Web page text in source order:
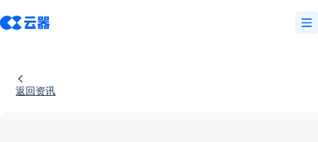
返回资讯